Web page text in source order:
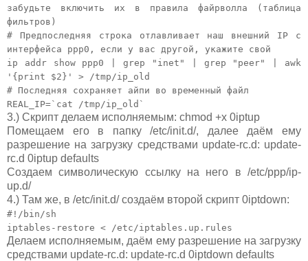
забудьте включить их в правила файрволла (таблица
фильтров)
# Предпоследняя строка отлавливает наш внешний IP с
интерфейса ppp0, если у вас другой, укажите свой
ip addr show ppp0 | grep "inet" | grep "peer" | awk
'{print $2}' > /tmp/ip_old
# Последняя сохраняет айпи во временный файл
REAL_IP=`cat /tmp/ip_old`
3.) Скрипт делаем исполняемым: chmod +x 0iptup
Помещаем его в папку /etc/init.d/, далее даём ему
разрешение на загрузку средствами update-rc.d: update-
rc.d 0iptup defaults
Создаем символическую ссылку на него в /etc/ppp/ip-
up.d/
4.) Там же, в /etc/init.d/ создаём второй скрипт 0iptdown:
#!/bin/sh
iptables-restore < /etc/iptables.up.rules
Делаем исполняемым, даём ему разрешение на загрузку
средствами update-rc.d: update-rc.d 0iptdown defaults